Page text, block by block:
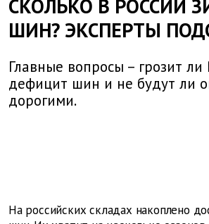
СКОЛЬКО В РОССИИ
ШИН? ЭКСПЕРТЫ
Главные вопросы – грозит ли
дефицит шин и не будут ли
дорогими.
На российских складах накоплено